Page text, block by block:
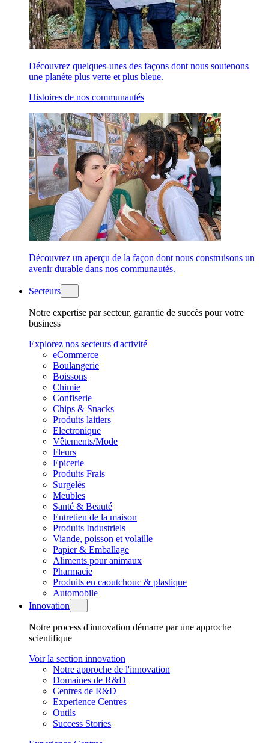
Découvrez quelques-unes des façons dont nous soutenons
une planète plus verte et plus bleue.
Histoires de nos communautés
Découvrez un aperçu de la façon dont nous construisons un
avenir durable dans nos communautés.
Secteurs
Notre expertise par secteur, garantie de succès pour votre
business
Explorez nos secteurs d'activité
eCommerce
Boulangerie
Boissons
Chimie
Confiserie
Chips & Snacks
Produits laitiers
Electronique
Vêtements/Mode
Fleurs
Epicerie
Produits Frais
Surgelés
Meubles
Santé & Beauté
Entretien de la maison
Produits Industriels
Viande, poisson et volaille
Papier & Emballage
Aliments pour animaux
Pharmacie
Produits en caoutchouc & plastique
Automobile
Innovation
Notre process d'innovation démarre par une approche
scientifique
Voir la section innovation
Notre approche de l'innovation
Domaines de R&D
Centres de R&D
Experience Centres
Outils
Success Stories